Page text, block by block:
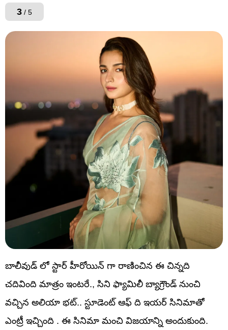
3 / 5
బాలీవుడ్ లో స్టార్ హీరోయిన్ గా రాణించిన ఈ చిన్నది
చదివింది మాత్రం ఇంటరే., సిని ఫ్యామిలీ బ్యాగ్రౌండ్ నుంచి
వచ్చిన అలియా భట్.. స్టూడెంట్ ఆఫ్ ది ఇయర్ సినిమాతో
ఎంట్రీ ఇచ్చింది . ఈ సినిమా మంచి విజయాన్ని అందుకుంది.